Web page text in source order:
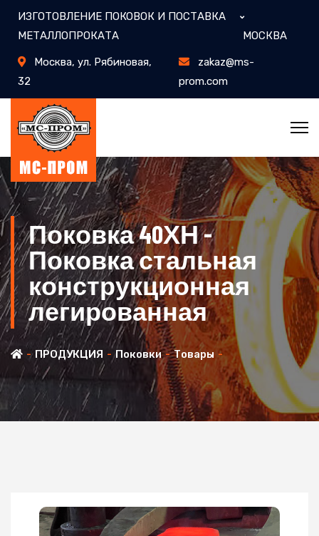
ИЗГОТОВЛЕНИЕ ПОКОВОК И ПОСТАВКА
МЕТАЛЛОПРОКАТА
МОСКВА
Москва, ул. ​Рябиновая,
32
zakaz@ms-
prom.com
Поковка 40ХН -
Поковка стальная
конструкционная
легированная
ПРОДУКЦИЯ Поковки Товары